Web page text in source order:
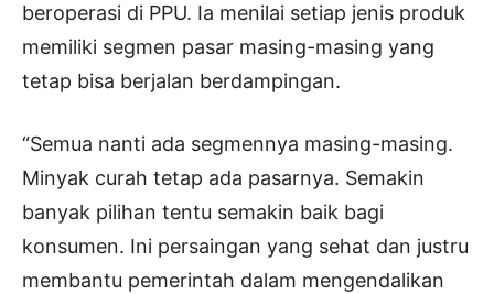
beroperasi di PPU. Ia menilai setiap jenis produk
memiliki segmen pasar masing-masing yang
tetap bisa berjalan berdampingan.
“Semua nanti ada segmennya masing-masing.
Minyak curah tetap ada pasarnya. Semakin
banyak pilihan tentu semakin baik bagi
konsumen. Ini persaingan yang sehat dan justru
membantu pemerintah dalam mengendalikan